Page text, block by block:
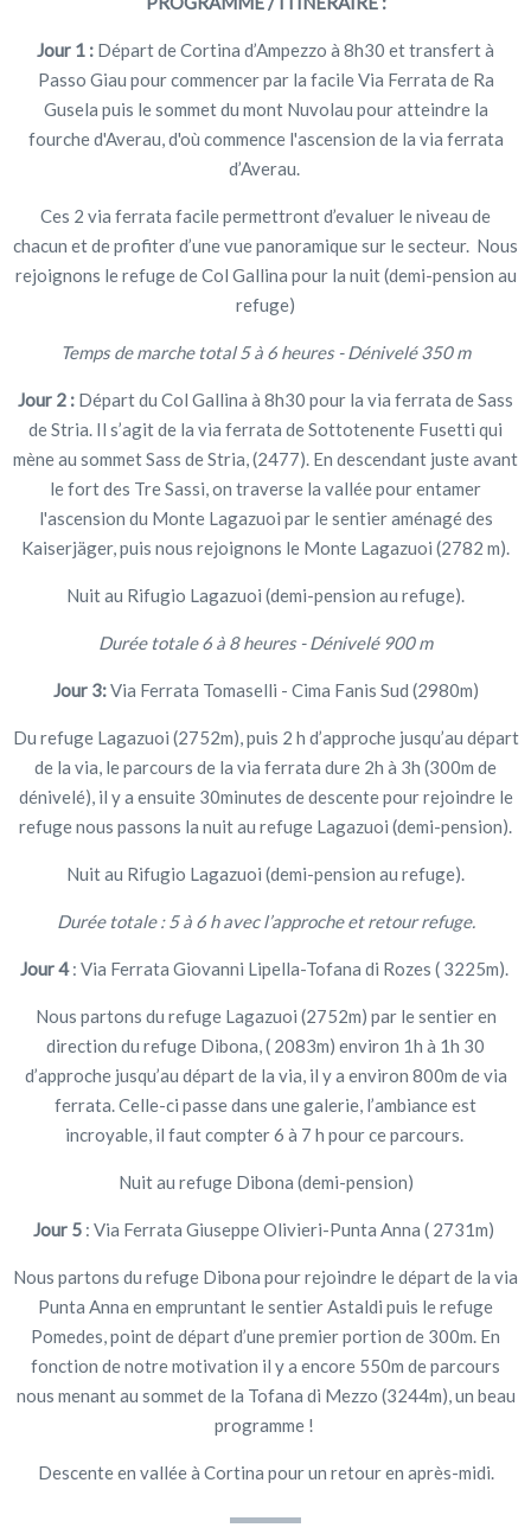
Jour 1 : Départ de Cortina d’Ampezzo à 8h30 et transfert à
Passo Giau pour commencer par la facile Via Ferrata de Ra
Gusela puis le sommet du mont Nuvolau pour atteindre la
fourche d'Averau, d'où commence l'ascension de la via ferrata
d’Averau.
Ces 2 via ferrata facile permettront d’evaluer le niveau de
chacun et de profiter d’une vue panoramique sur le secteur. Nous
rejoignons le refuge de Col Gallina pour la nuit (demi-pension au
refuge)
Temps de marche total 5 à 6 heures - Dénivelé 350 m
Jour 2 : Départ du Col Gallina à 8h30 pour la via ferrata de Sass
de Stria. Il s’agit de la via ferrata de Sottotenente Fusetti qui
mène au sommet Sass de Stria, (2477). En descendant juste avant
le fort des Tre Sassi, on traverse la vallée pour entamer
l'ascension du Monte Lagazuoi par le sentier aménagé des
Kaiserjäger, puis nous rejoignons le Monte Lagazuoi (2782 m).
Nuit au Rifugio Lagazuoi (demi-pension au refuge).
Durée totale 6 à 8 heures - Dénivelé 900 m
Jour 3:Via Ferrata Tomaselli - Cima Fanis Sud (2980m)
Du refuge Lagazuoi (2752m), puis 2 h d’approche jusqu’au départ
de la via, le parcours de la via ferrata dure 2h à 3h (300m de
dénivelé), il y a ensuite 30minutes de descente pour rejoindre le
refuge nous passons la nuit au refuge Lagazuoi (demi-pension).
Nuit au Rifugio Lagazuoi (demi-pension au refuge).
Durée totale : 5 à 6 h avec l’approche et retour refuge.
Jour 4: Via Ferrata Giovanni Lipella-Tofana di Rozes ( 3225m).
Nous partons du refuge Lagazuoi (2752m) par le sentier en
direction du refuge Dibona, ( 2083m) environ 1h à 1h 30
d’approche jusqu’au départ de la via, il y a environ 800m de via
ferrata. Celle-ci passe dans une galerie, l’ambiance est
incroyable, il faut compter 6 à 7 h pour ce parcours.
Nuit au refuge Dibona (demi-pension)
Jour 5 : Via Ferrata Giuseppe Olivieri-Punta Anna ( 2731m)
Nous partons du refuge Dibona pour rejoindre le départ de la via
Punta Anna en empruntant le sentier Astaldi puis le refuge
Pomedes, point de départ d’une premier portion de 300m. En
fonction de notre motivation il y a encore 550m de parcours
nous menant au sommet de la Tofana di Mezzo (3244m), un beau
programme !
Descente en vallée à Cortina pour un retour en après-midi.